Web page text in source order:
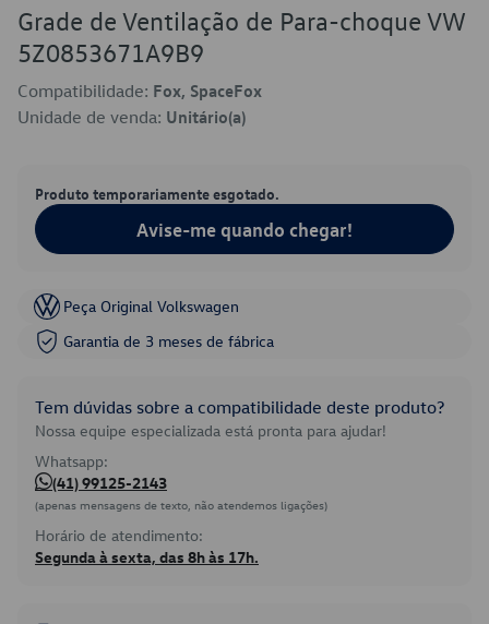
Grade de Ventilação de Para-choque VW
5Z0853671A9B9
Compatibilidade: Fox, SpaceFox
Unidade de venda: Unitário(a)
Produto temporariamente esgotado.
Avise-me quando chegar!
Peça Original Volkswagen
Garantia de 3 meses de fábrica
Tem dúvidas sobre a compatibilidade deste produto?
Nossa equipe especializada está pronta para ajudar!
Whatsapp:
(41) 99125-2143
(apenas mensagens de texto, não atendemos ligações)
Horário de atendimento:
Segunda à sexta, das 8h às 17h.